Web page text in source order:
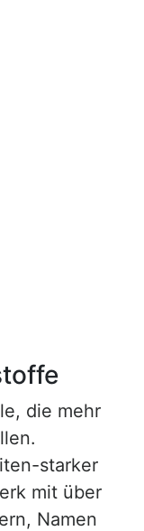
die mehr
starker
mit über
Namen